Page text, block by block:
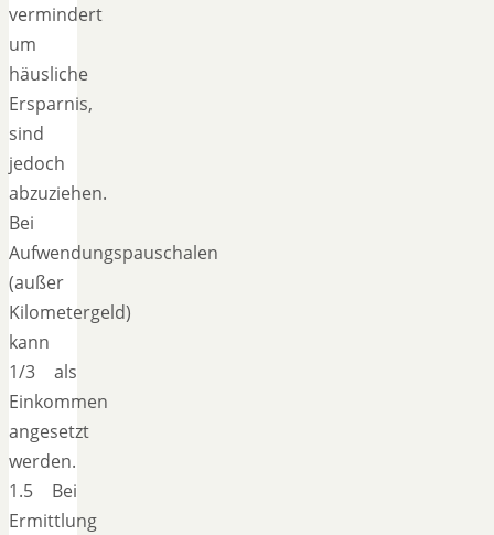
vermindert
um
häusliche
Ersparnis,
sind
jedoch
abzuziehen.
Bei
Aufwendungspauschalen
(außer
Kilometergeld)
kann
1/3 als
Einkommen
angesetzt
werden.
1.5 Bei
Ermittlung